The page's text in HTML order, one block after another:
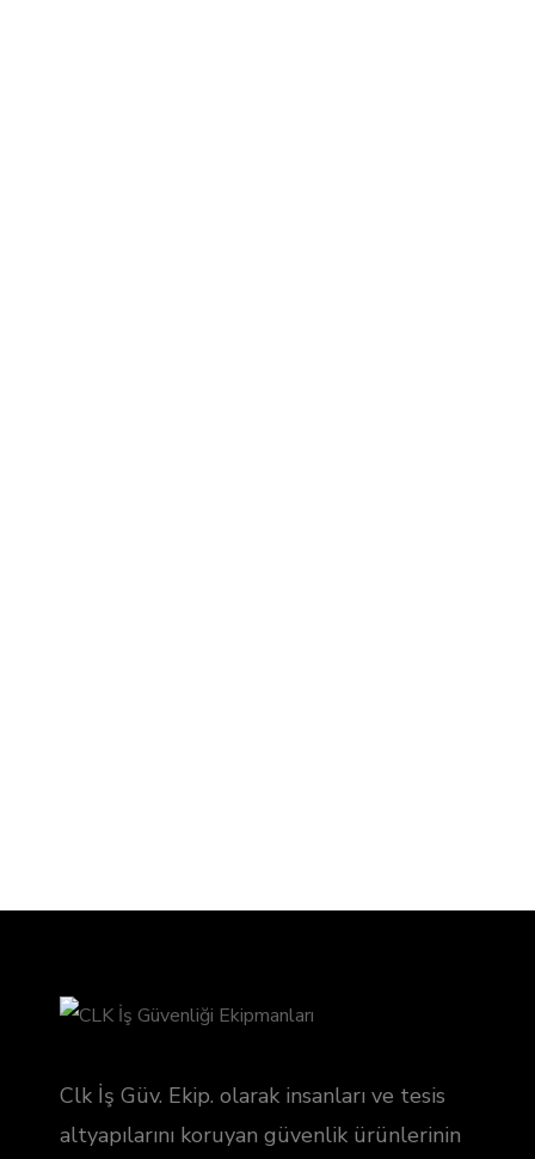
Clk İş Güv. Ekip. olarak insanları ve tesis
altyapılarını koruyan güvenlik ürünlerinin